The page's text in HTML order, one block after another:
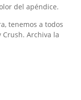
del apéndice.
tenemos a todos
Archiva la